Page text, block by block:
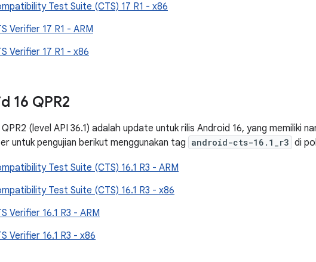
Test Suite (CTS) 17 R1 - x86
Verifier 17 R1 - ARM
Verifier 17 R1 - x86
16 QPR2
(level API 36.1) adalah update untuk rilis Android 16, yang memiliki
untuk pengujian berikut menggunakan tag android-cts-16.1_r3 di
Test Suite (CTS) 16.1 R3 - ARM
Test Suite (CTS) 16.1 R3 - x86
Verifier 16.1 R3 - ARM
Verifier 16.1 R3 - x86